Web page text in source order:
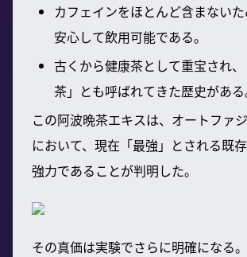
カフェインをほとんど含まない
安心して飲用可能である。
古くから健康茶として重宝され
茶」とも呼ばれてきた歴史がある
この阿波晩茶エキスは、オートファ
において、現在「最強」とされる既
強力であることが判明した。
その真価は実験でさらに明確になる